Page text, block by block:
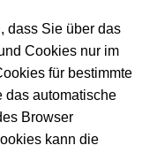
dass Sie über das
Cookies nur im
für bestimmte
das automatische
Browser
kann die